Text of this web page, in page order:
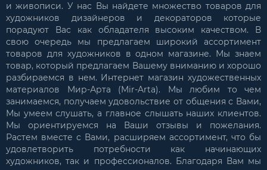
и живописи. У нас Вы найдете множество товаров для
художников дизайнеров и декораторов которые
порадуют Вас как обладателя высоким качеством. В
свою очередь мы предлагаем широкий ассортимент
товаров для художников в одном магазине. Мы знаем
товар, который предлагаем Вашему вниманию и хорошо
разбираемся в нем. Интернет магазин художественных
материалов Мир-Арта (Mir-Arta). Мы любим то чем
занимаемся, получаем удовольствие от общения с Вами,
Мы умеем слушать, а главное слышать наших клиентов.
Мы ориентируемся на Ваши отзывы и пожелания.
Растем вместе с Вами, расширяем ассортимент, что бы
удовлетворить потребности как начинающих
художников, так и профессионалов. Благодаря Вам мы